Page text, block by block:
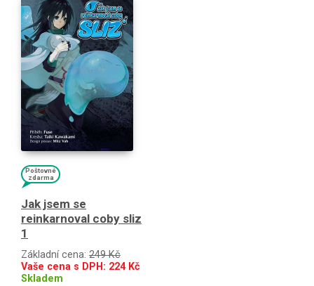
Poštovné
zdarma
Jak jsem se
reinkarnoval coby sliz
1
Základní cena: 249 Kč
Vaše cena s DPH: 224Kč
Skladem